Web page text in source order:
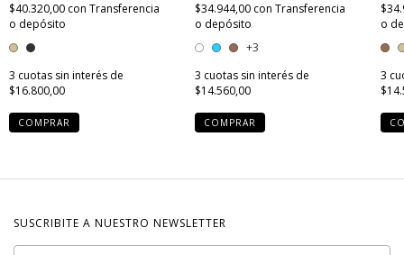
$40.320,00 con Transferencia
o depósito
3 cuotas sin interés de
$16.800,00
COMPRAR
$34.944,00 con Transferencia
o depósito
+3
3 cuotas sin interés de
$14.560,00
COMPRAR
o
3
SUSCRIBITE A NUESTRO NEWSLETTER